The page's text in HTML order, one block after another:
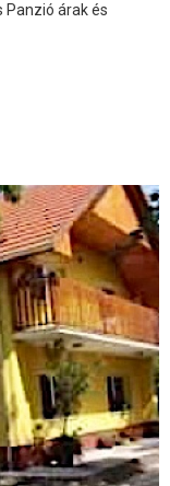
Panzió árak és